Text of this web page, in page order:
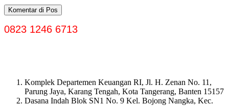
0823 1246 6713
Komplek Departemen Keuangan RI, Jl. H. Zenan No. 11,
Parung Jaya, Karang Tengah, Kota Tangerang, Banten 15157
Dasana Indah Blok SN1 No. 9 Kel. Bojong Nangka, Kec.